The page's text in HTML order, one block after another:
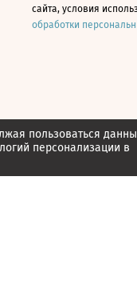
пользоваться
персонализации в
сайта, условия
обработки